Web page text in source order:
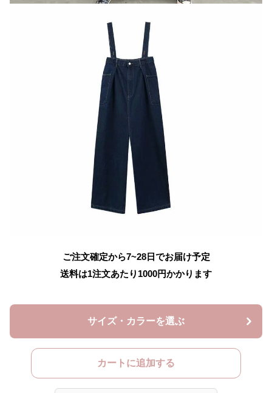
ご注文確定から7~28日でお届け予定
送料は1注文あたり 1000円かかります
サイズ・カラーを選ぶ
カートに追加する